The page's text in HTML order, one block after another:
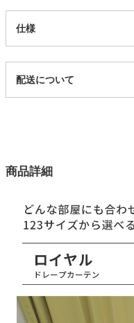
タワー
仕様
469616
1色
生地巾
150(cm)
タテ糸組成
ポリエステル100％
ヨコ糸組成
ポリエステル100％
配送について
商品詳細